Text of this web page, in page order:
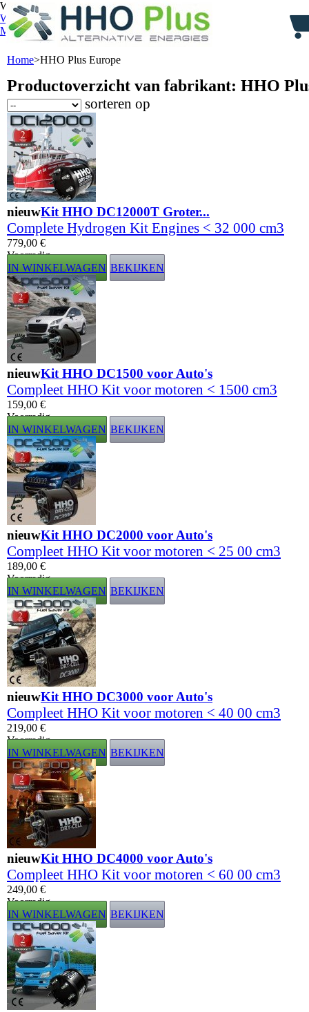
Welkom,
Aanmelden
Winkelwagen
0 product producten (leeg)
Mijn account
Home>HHO Plus Europe
Productoverzicht van fabrikant: HHO
sorteren op
nieuwKit HHO DC12000T Groter...
Complete Hydrogen Kit Engines < 32 000 cm3
779,00 €
Voorradig
IN WINKELWAGEN BEKIJKEN
nieuwKit HHO DC1500 voor Auto's
Compleet HHO Kit voor motoren < 1500 cm3
159,00 €
Voorradig
IN WINKELWAGEN BEKIJKEN
nieuwKit HHO DC2000 voor Auto's
Compleet HHO Kit voor motoren < 25 00 cm3
189,00 €
Voorradig
IN WINKELWAGEN BEKIJKEN
nieuwKit HHO DC3000 voor Auto's
Compleet HHO Kit voor motoren < 40 00 cm3
219,00 €
Voorradig
IN WINKELWAGEN BEKIJKEN
nieuwKit HHO DC4000 voor Auto's
Compleet HHO Kit voor motoren < 60 00 cm3
249,00 €
Voorradig
IN WINKELWAGEN BEKIJKEN